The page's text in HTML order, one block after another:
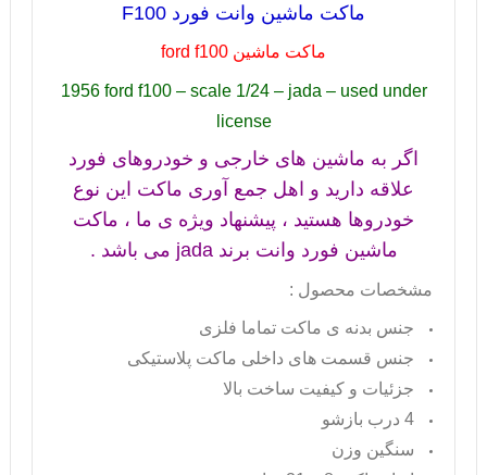
ماکت ماشین وانت فورد F100
ماکت ماشین ford f100
1956 ford f100 – scale 1/24 – jada – used under
license
اگر به ماشین های خارجی و خودروهای فورد
علاقه دارید و اهل جمع آوری ماکت این نوع
خودروها هستید ، پیشنهاد ویژه ی ما ، ماکت
ماشین فورد وانت برندjada می باشد .
مشخصات محصول :
جنس بدنه ی ماکت تماما فلزی
جنس قسمت های داخلی ماکت پلاستیکی
جزئیات و کیفیت ساخت بالا
4 درب بازشو
سنگین وزن